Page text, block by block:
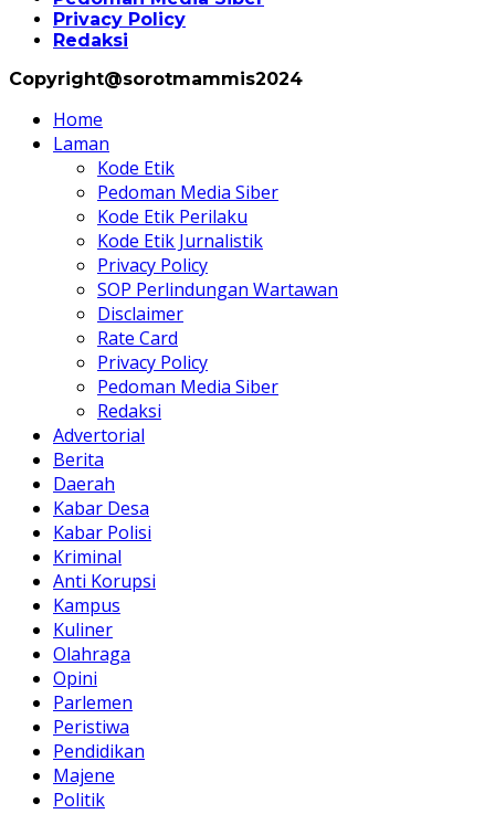
Privacy Policy
Redaksi
Copyright@sorotmammis2024
Home
Laman
Kode Etik
Pedoman Media Siber
Kode Etik Perilaku
Kode Etik Jurnalistik
Privacy Policy
SOP Perlindungan Wartawan
Disclaimer
Rate Card
Privacy Policy
Pedoman Media Siber
Redaksi
Advertorial
Berita
Daerah
Kabar Desa
Kabar Polisi
Kriminal
Anti Korupsi
Kampus
Kuliner
Olahraga
Opini
Parlemen
Peristiwa
Pendidikan
Majene
Politik